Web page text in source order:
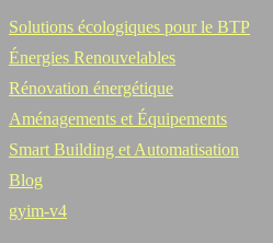
Solutions écologiques pour le BTP
Énergies Renouvelables
Rénovation énergétique
Aménagements et Équipements
Smart Building et Automatisation
Blog
gyim-v4